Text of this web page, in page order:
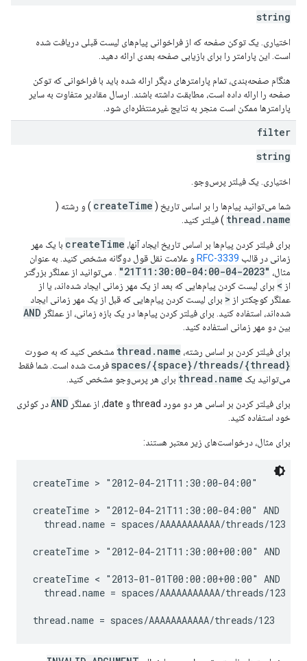
string
اختیاری. یک توکن صفحه که از فراخوانی پیام‌های لیست قبلی دریافت شده
است. این پارامتر را برای بازیابی صفحه بعدی ارائه دهید.
هنگام صفحه‌بندی، تمام پارامترهای دیگر ارائه شده باید با فراخوانی که توکن
صفحه را ارائه داده است، مطابقت داشته باشند. ارسال مقادیر متفاوت به سایر
پارامترها ممکن است منجر به نتایج غیرمنتظره‌ای شود.
filter
string
اختیاری. یک فیلتر پرس‌وجو.
شما می‌توانید پیام‌ها را بر اساس تاریخ ( createTime ) و رشته (
thread.name ) فیلتر کنید.
برای فیلتر کردن پیام‌ها بر اساس تاریخ ایجاد آنها، createTime با یک مهر
زمانی در قالب RFC-3339 و علامت نقل قول دوگانه مشخص کنید. به عنوان
مثال، "2023-04-21T11:30:00-04:00"
. می‌توانید از عملگر بزرگتر
از > برای لیست کردن پیام‌هایی که بعد از یک مهر زمانی ایجاد شده‌اند، یا از
عملگر کوچکتر از < برای لیست کردن پیام‌هایی که قبل از یک مهر زمانی ایجاد
شده‌اند، استفاده کنید. برای فیلتر کردن پیام‌ها در یک بازه زمانی، از عملگر AND
بین دو مهر زمانی استفاده کنید.
برای فیلتر کردن بر اساس رشته، thread.name مشخص کنید که به صورت
spaces/{space}/threads/{thread} فرمت شده است. شما فقط
می‌توانید یک thread.name برای هر پرس‌وجو مشخص کنید.
برای فیلتر کردن بر اساس هر دو مورد thread و date، از عملگر ANDدر کوئری
خود استفاده کنید.
برای مثال، درخواست‌های زیر معتبر هستند:
createTime > "2012-04-21T11:30:00-04:00"
createTime > "2012-04-21T11:30:00-04:00" AND
  thread.name = spaces/AAAAAAAAAAA/threads/123
createTime > "2012-04-21T11:30:00+00:00" AND
createTime < "2013-01-01T00:00:00+00:00" AND
  thread.name = spaces/AAAAAAAAAAA/threads/123